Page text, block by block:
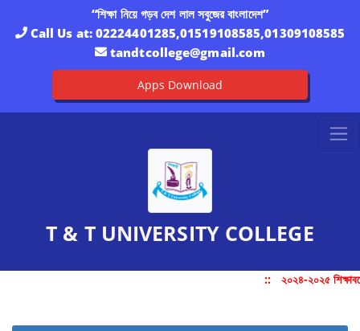
“শিক্ষা নিয়ে গড়ব দেশ লাল সবুজের বাংলাদেশ”
Call Us at: 02224401285,01519108585,01309108585
tandtcollege@gmail.com
Apps Download
T & T UNIVERSITY COLLEGE
:: ২০২৪-২০২৫